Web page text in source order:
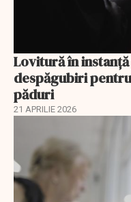
Lovitură în
despăgubiri
păduri
21 APRILIE 2026